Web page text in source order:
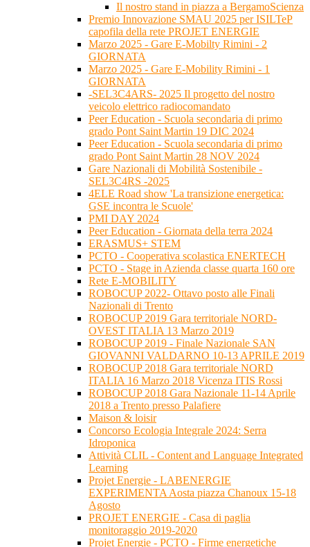
Il nostro stand in piazza a BergamoScienza
Premio Innovazione SMAU 2025 per ISILTeP
capofila della rete PROJET ENERGIE
Marzo 2025 - Gare E-Mobilty Rimini - 2
GIORNATA
Marzo 2025 - Gare E-Mobility Rimini - 1
GIORNATA
-SEL3C4ARS- 2025 Il progetto del nostro
veicolo elettrico radiocomandato
Peer Education - Scuola secondaria di primo
grado Pont Saint Martin 19 DIC 2024
Peer Education - Scuola secondaria di primo
grado Pont Saint Martin 28 NOV 2024
Gare Nazionali di Mobilità Sostenibile -
SEL3C4RS -2025
4ELE Road show 'La transizione energetica:
GSE incontra le Scuole'
PMI DAY 2024
Peer Education - Giornata della terra 2024
ERASMUS+ STEM
PCTO - Cooperativa scolastica ENERTECH
PCTO - Stage in Azienda classe quarta 160 ore
Rete E-MOBILITY
ROBOCUP 2022- Ottavo posto alle Finali
Nazionali di Trento
ROBOCUP 2019 Gara territoriale NORD-
OVEST ITALIA 13 Marzo 2019
ROBOCUP 2019 - Finale Nazionale SAN
GIOVANNI VALDARNO 10-13 APRILE 2019
ROBOCUP 2018 Gara territoriale NORD
ITALIA 16 Marzo 2018 Vicenza ITIS Rossi
ROBOCUP 2018 Gara Nazionale 11-14 Aprile
2018 a Trento presso Palafiere
Maison & loisir
Concorso Ecologia Integrale 2024: Serra
Idroponica
Attività CLIL - Content and Language Integrated
Learning
Projet Energie - LABENERGIE
EXPERIMENTA Aosta piazza Chanoux 15-18
Agosto
PROJET ENERGIE - Casa di paglia
monitoraggio 2019-2020
Projet Energie - PCTO - Firme energetiche